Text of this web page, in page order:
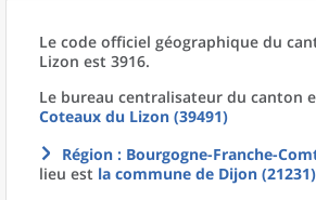
Le code officiel géographique du
Lizon est 3916.
Le bureau centralisateur du canton
Coteaux du Lizon (39491)
Région : Bourgogne-Franche-
lieu est la commune de Dijon (21231)